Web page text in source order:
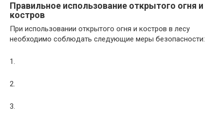
Правильное использование открытого огня и
костров
При использовании открытого огня и костров в лесу
необходимо соблюдать следующие меры безопасности:
1.
2.
3.